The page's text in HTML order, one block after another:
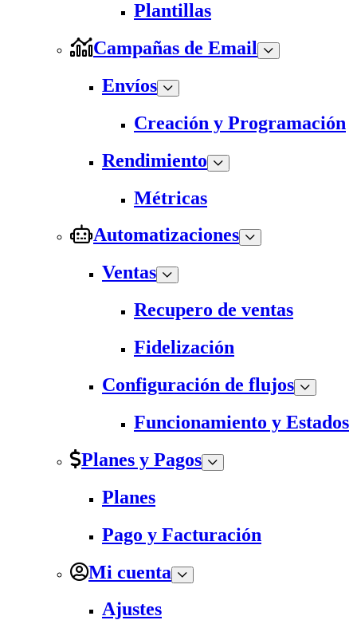
Plantillas
Campañas de Email
Envíos
Creación y Programación
Rendimiento
Métricas
Automatizaciones
Ventas
Recupero de ventas
Fidelización
Configuración de flujos
Funcionamiento y Estados
Planes y Pagos
Planes
Pago y Facturación
Mi cuenta
Ajustes